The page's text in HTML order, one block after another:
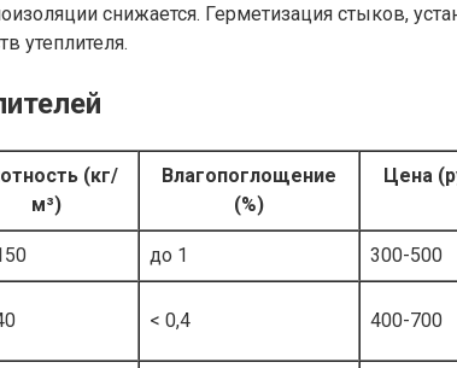
снижается. Герметизация стыков,
утеплителя.
(кг/
м³)
Влагопоглощение
(%)
Цена
до 1 300-500
< 0,4 400-700